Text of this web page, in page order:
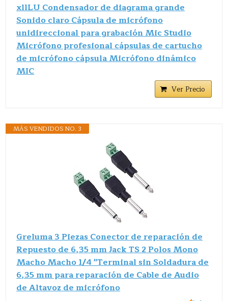
xllLU Condensador de diagrama grande
Sonido claro Cápsula de micrófono
unidireccional para grabación Mic Studio
Micrófono profesional cápsulas de cartucho
de micrófono cápsula Micrófono dinámico
MIC
Ver Precio
MÁS VENDIDOS NO. 3
Greluma 3 Piezas Conector de reparación de
Repuesto de 6,35 mm Jack TS 2 Polos Mono
Macho Macho 1/4 "Terminal sin Soldadura de
6,35 mm para reparación de Cable de Audio
de Altavoz de micrófono